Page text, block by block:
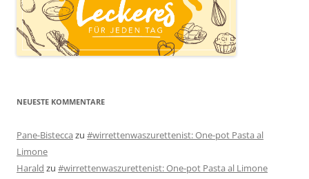
NEUESTE KOMMENTARE
Pane-Bistecca zu #wirrettenwaszurettenist: One-pot Pasta al
Limone
Harald zu #wirrettenwaszurettenist: One-pot Pasta al Limone